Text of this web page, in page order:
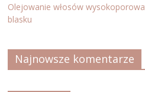
Olejowanie włosów
blasku
Najnowsze komentarze